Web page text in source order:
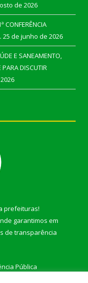
de 2026
CONFERÊNCIA
25 de junho de 2026
E SANEAMENTO,
DISCUTIR
prefeituras!
garantimos em
de transparência
Pública